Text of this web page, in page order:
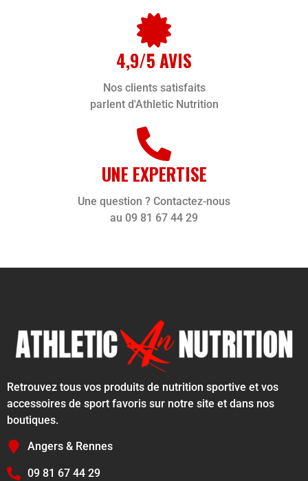
4,9/5 AVIS
Nos clients satisfaits
parlent d'Athletic Nutrition
UNE EXPERTISE
Une question ? Contactez-nous
au 09 81 67 44 29
Retrouvez tous vos produits de nutrition sportive et vos
accessoires de sport favoris sur notre site et dans nos
boutiques.
Angers & Rennes
09 81 67 44 29